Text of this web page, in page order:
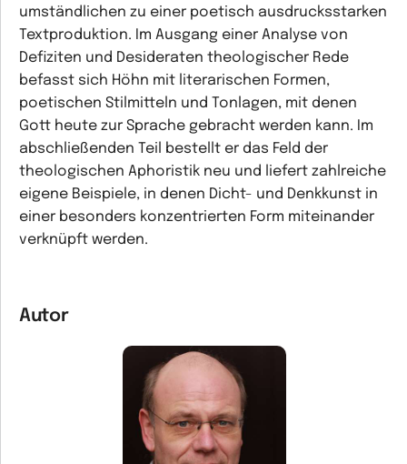
umständlichen zu einer poetisch ausdrucksstarken
Textproduktion. Im Ausgang einer Analyse von
Defiziten und Desideraten theologischer Rede
befasst sich Höhn mit literarischen Formen,
poetischen Stilmitteln und Tonlagen, mit denen
Gott heute zur Sprache gebracht werden kann. Im
abschließenden Teil bestellt er das Feld der
theologischen Aphoristik neu und liefert zahlreiche
eigene Beispiele, in denen Dicht- und Denkkunst in
einer besonders konzentrierten Form miteinander
verknüpft werden.
Autor